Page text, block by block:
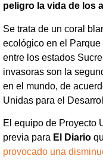
peligro la vida de los
Se trata de un coral
ecológico en el
entre los estados
invasoras son la
en el mundo, de
Unidas para el
El equipo de Proyecto
previa para El Diario
provocado una